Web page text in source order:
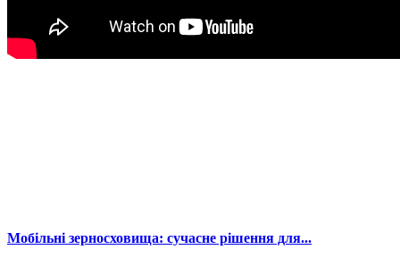
Мобільні зерносховища: сучасне рішення для...